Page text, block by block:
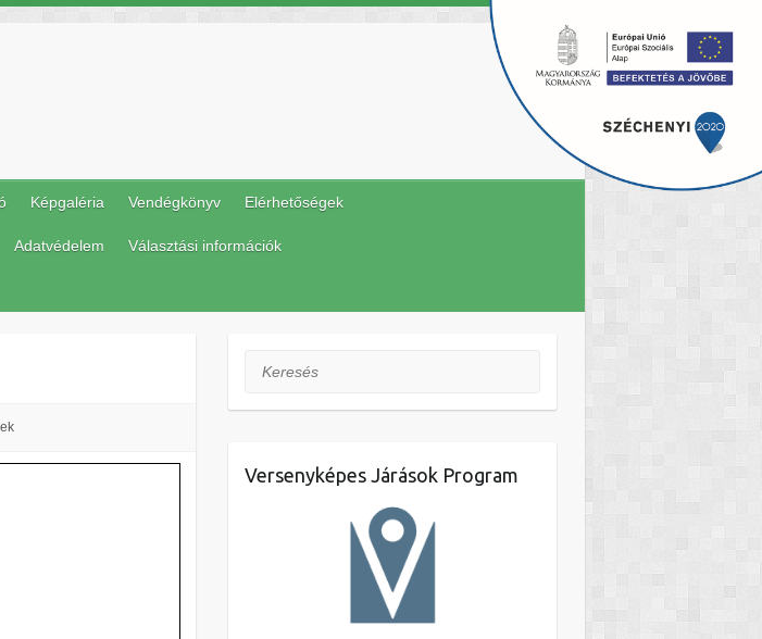
Képgaléria Vendégkönyv Elérhetőségek
Adatvédelem Választási információk
Keresés
Versenyképes Járások Program